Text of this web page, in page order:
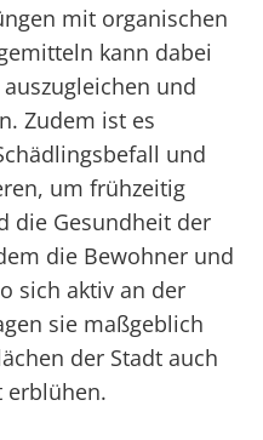
mit organischen
kann dabei
und
Zudem ist es
und
um frühzeitig
die Gesundheit der
die Bewohner und
sich aktiv an der
sie maßgeblich
der Stadt auch
erblühen.